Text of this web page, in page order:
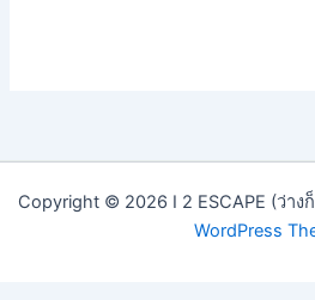
Copyright © 2026 I 2 ESCAPE (ว่าง
WordPress